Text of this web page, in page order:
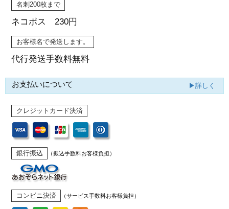
名刺200枚まで
ネコポス 230円
お客様名で発送します。
代行発送手数料無料
お支払いについて ▶詳しく
クレジットカード決済
銀行振込 （振込手数料お客様負担）
コンビニ決済 （サービス手数料お客様負担）